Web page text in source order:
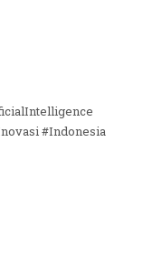
#Indonesia